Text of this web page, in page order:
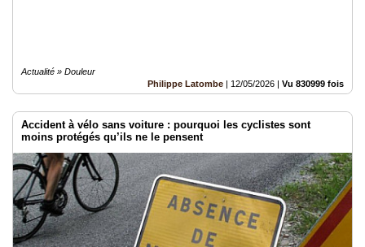
Actualité » Douleur
Philippe Latombe | 12/05/2026 | Vu 830999 fois
Accident à vélo sans voiture : pourquoi les cyclistes sont
moins protégés qu’ils ne le pensent